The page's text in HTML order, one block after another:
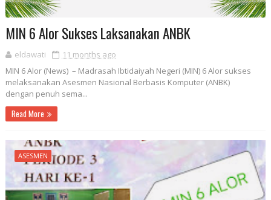
MIN 6 Alor Sukses Laksanakan ANBK
eldawati
11 months ago
MIN 6 Alor (News) – Madrasah Ibtidaiyah Negeri (MIN) 6 Alor sukses
melaksanakan Asesmen Nasional Berbasis Komputer (ANBK)
dengan penuh sema...
Read More
ASESMEN